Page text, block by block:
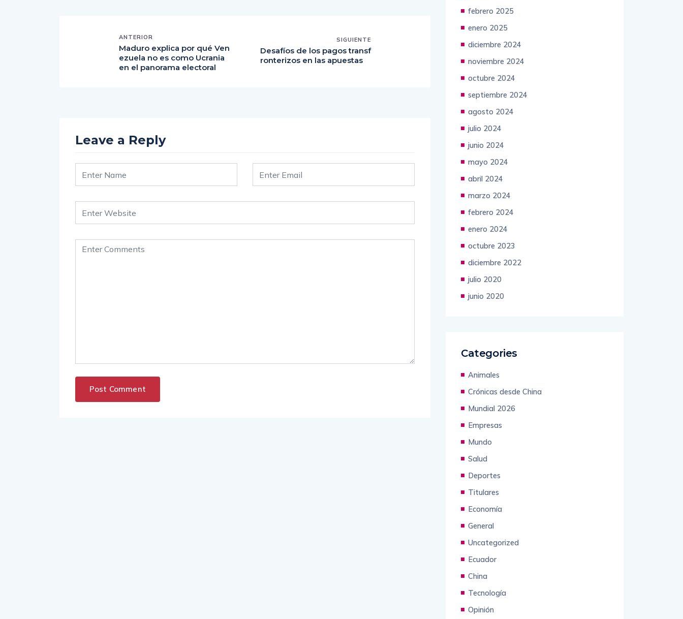
ANTERIOR
Maduro explica por qué Ven
ezuela no es como Ucrania
en el panorama electoral
SIGUIENTE
Desafíos de los pagos transf
ronterizos en las apuestas
Leave a Reply
febrero 2025
enero 2025
diciembre 2024
noviembre 2024
octubre 2024
septiembre 2024
agosto 2024
julio 2024
junio 2024
mayo 2024
abril 2024
marzo 2024
febrero 2024
enero 2024
octubre 2023
diciembre 2022
julio 2020
junio 2020
Categories
Animales
Crónicas desde China
Mundial 2026
Empresas
Mundo
Salud
Deportes
Titulares
Economía
General
Uncategorized
Ecuador
China
Tecnología
Opinión